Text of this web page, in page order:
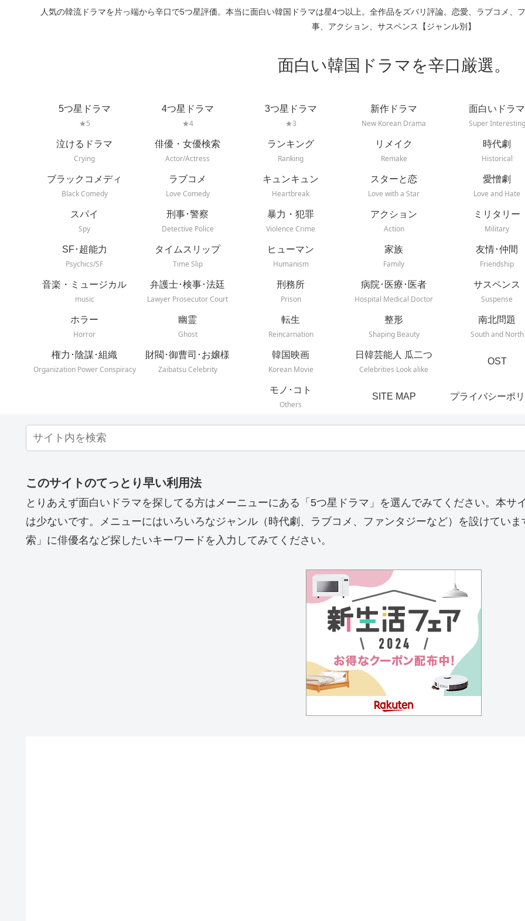
人気の韓流ドラマを片っ端から辛口で5つ星評価。本当に面白い韓国ドラマは星4つ以上。全作品をズバリ評論。恋愛、ラブコメ、
事、アクション、サスペンス【ジャンル別】
面白い韓国ドラマを辛口厳選。
5つ星ドラマ
★5
4つ星ドラマ
★4
3つ星ドラマ
★3
新作ドラマ
New Korean Drama
面白いドラマ
Super Interesting
泣けるドラマ
Crying
俳優・女優検索
Actor/Actress
ランキング
Ranking
リメイク
Remake
時代劇
Historical
ブラックコメディ
Black Comedy
ラブコメ
Love Comedy
キュンキュン
Heartbreak
スターと恋
Love with a Star
愛憎劇
Love and Hate
スパイ
Spy
刑事･警察
Detective Police
暴力・犯罪
Violence Crime
アクション
Action
ミリタリー
Military
SF･超能力
Psychics/SF
タイムスリップ
Time Slip
ヒューマン
Humanism
家族
Family
友情･仲間
Friendship
音楽・ミュージカル
music
弁護士･検事･法廷
Lawyer Prosecutor Court
刑務所
Prison
病院･医療･医者
Hospital Medical Doctor
サスペンス
Suspense
ホラー
Horror
幽霊
Ghost
転生
Reincarnation
整形
Shaping Beauty
南北問題
South and North
権力･陰謀･組織
Organization Power Conspiracy
財閥･御曹司･お嬢様
Zaibatsu Celebrity
韓国映画
Korean Movie
日韓芸能人 瓜二つ
Celebrities Look alike
OST
モノ･コト
Others
SITE MAP プライバシーポ
このサイトのてっとり早い利用法
とりあえず面白いドラマを探してる方はメーニューにある「5つ星ドラマ」を選んでみてください。本
は少ないです。メニューにはいろいろなジャンル（時代劇、ラブコメ、ファンタジーなど）を設けてい
索」に俳優名など探したいキーワードを入力してみてください。